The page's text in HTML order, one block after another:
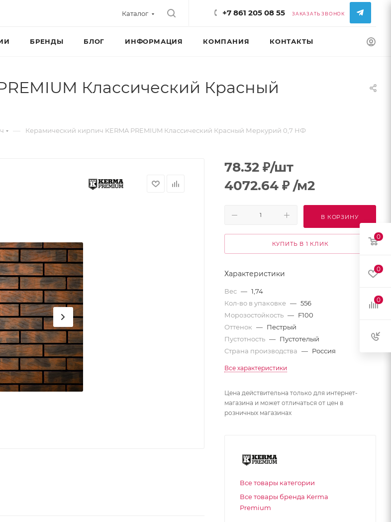
Каталог +7 861 205 08 55 ЗАКАЗАТЬ ЗВОНОК
БРЕНДЫ БЛОГ ИНФОРМАЦИЯ КОМПАНИЯ КОНТАКТЫ
Классический Красный
— Керамический кирпич KERMA PREMIUM Классический Красный Меркурий 0,7 НФ
78.32 ₽/шт
4072.64 ₽ /м2
В КОРЗИНУ
КУПИТЬ В 1 КЛИК
Характеристики
Вес — 1,74
Кол-во в упаковке — 556
Морозостойкость — F100
Оттенок — Пестрый
Пустотность — Пустотелый
Страна производства — Россия
Все характеристики
Цена действительна только для интернет-
магазина и может отличаться от цен в
розничных магазинах
Все товары категории
Все товары бренда Kerma
Premium
0
0
0